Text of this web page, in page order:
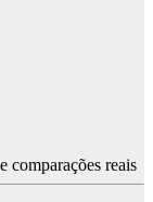
comparações reais